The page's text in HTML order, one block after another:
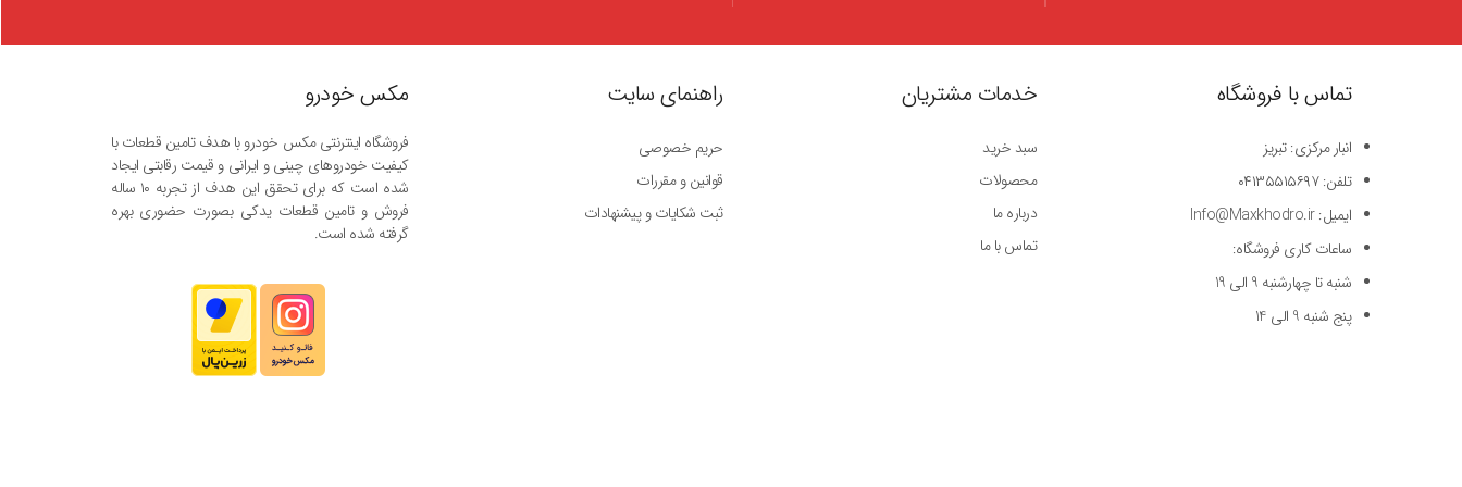
مکس خودرو
فروشگاه اینترنتی مکس خودرو با هدف تامین قطعات با
کیفیت خودروهای چینی و ایرانی و قیمت رقابتی ایجاد
شده است که برای تحقق این هدف از تجربه ۱۰ ساله
فروش و تامین قطعات یدکی بصورت حضوری بهره
گرفته شده است.
راهنمای سایت
حریم خصوصی
قوانین و مقررات
ثبت شکایات و پیشنهادات
خدمات مشتریان
سبد خرید
محصولات
درباره ما
تماس با ما
تماس با فروشگاه
انبار مرکزی: تبریز
تلفن: ۰۴۱۳۵۵۱۵۶۹۷
ایمیل: Info@Maxkhodro.ir
ساعات کاری فروشگاه:
شنبه تا چهارشنبه 9 الی 19
پنج شنبه 9 الی 14